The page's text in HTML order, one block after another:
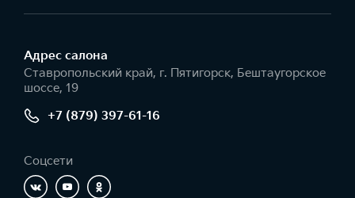
Адрес салонa
Ставропольский край, г. Пятигорск, Бештаугорское
шоссе, 19
+7 (879) 397-61-16
Соцсети